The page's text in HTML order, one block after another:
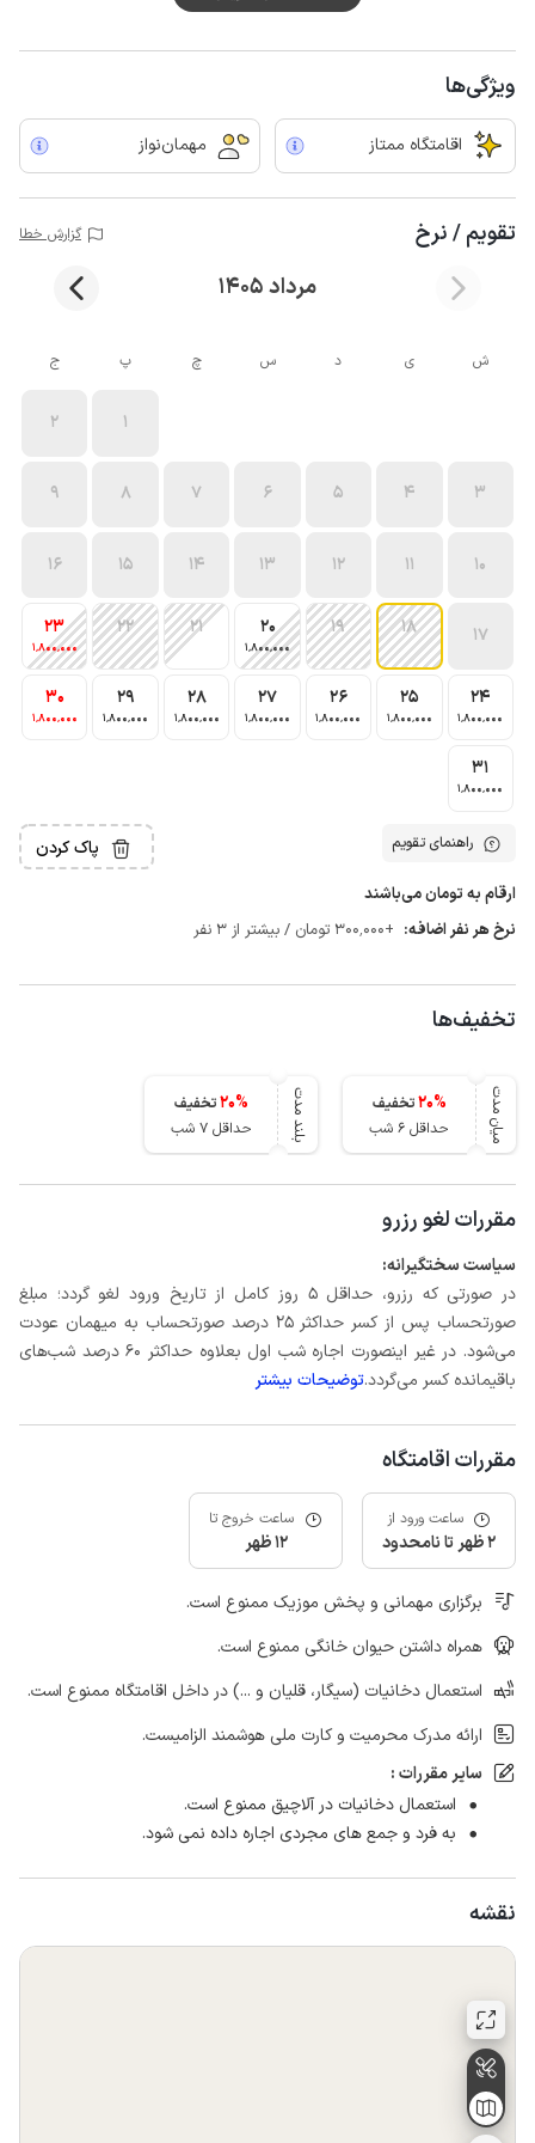
ویژگی‌ها
اقامتگاه ممتاز مهمان‌نواز
تقویم / نرخ گزارش خطا
مرداد 1405
ش ی د س چ پ ج
1
2
3
4
5
6
7
8
9
10
11
12
13
14
15
16
17
18
19
20
1٬800٬000
21
22
23
1٬800٬000
24
1٬800٬000
25
1٬800٬000
26
1٬800٬000
27
1٬800٬000
28
1٬800٬000
29
1٬800٬000
30
1٬800٬000
31
1٬800٬000
راهنمای تقویم پاک کردن
ارقام به تومان می‌باشند
نرخ هر نفر اضافه: +300٬000 تومان / بیشتر از 3 نفر
تخفیف‌ها
میان مدت 20%
تخفیف
حداقل 6 شب
بلند مدت 20%
تخفیف
حداقل 7 شب
مقررات لغو رزرو
سیاست سختگیرانه:
در صورتی که رزرو، حداقل 5 روز کامل از تاریخ ورود لغو گردد؛ مبلغ
صورتحساب پس از کسر حداکثر 25 درصد صورتحساب به میهمان عودت
می‌شود. در غیر اینصورت اجاره شب اول بعلاوه حداکثر 60 درصد شب‌های
باقیمانده کسر می‌گردد.توضیحات بیشتر
مقررات اقامتگاه
ساعت ورود از
2 ظهر تا نامحدود
ساعت خروج تا
12 ظهر
برگزاری مهمانی و پخش موزیک ممنوع است.
همراه داشتن حیوان خانگی ممنوع است.
استعمال دخانیات (سیگار، قلیان و ...) در داخل اقامتگاه ممنوع است.
ارائه مدرک محرمیت و کارت ملی هوشمند الزامیست.
سایر مقررات :
استعمال دخانیات در آلاچیق ممنوع است.
به فرد و جمع های مجردی اجاره داده نمی شود.
نقشه